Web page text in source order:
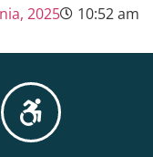
2025 10:52 am